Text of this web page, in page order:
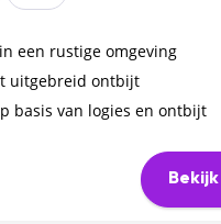
een rustige omgeving
uitgebreid ontbijt
basis van logies en ontbijt